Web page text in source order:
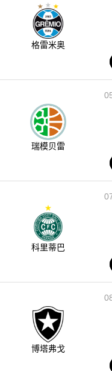
格雷米奥
瑞模贝雷
科里蒂巴
博塔弗戈